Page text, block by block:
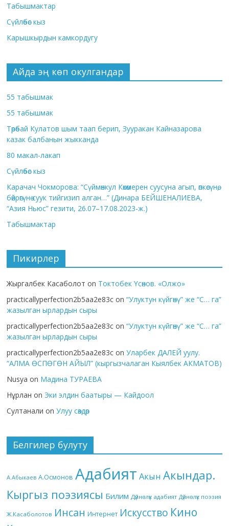
Табышмактар
Сүйлөбөс кыз
Карышкырдын камкордугу
Айда эң көп окулгандар
55 табышмак
55 табышмак
Төрөбай Кулатов шым таап берип, Зууракан Кайназарова
казак балбанын жыкканда
80 макал-лакап
Сүйлөбөс кыз
Карачач Чокморова: “Сүймөнкул Көкөмерен суусуна агып, өпкөсүнө,
бөйрөгүнө суук тийгизип алган…” (Динара БЕЙШЕНАЛИЕВА,
“Азия Ньюс” гезити, 26.07–17.08.2023-ж.)
Табышмактар
Пикирлер
Жыргалбек Касаболот on Токтобек Үсөнов. «Олжо»
practicallyperfection2b5aa2e83c on“Улуктун күйгөнү” же “С… га”
жазылган ырлардын сыры
practicallyperfection2b5aa2e83c on“Улуктун күйгөнү” же “С… га”
жазылган ырлардын сыры
practicallyperfection2b5aa2e83c onУларбек ДАЛЕЙ уулу.
“АЛМА ӨСПӨГӨН АЙЫЛ” (кыргызчалаган Кыялбек АКМАТОВ)
Nusya on Мадина ТУРАЕВА
Нұрлан on Эки элдин баатыры — Кайдоол
Султанали onУлуу сөздөр
Белгилер булуту
А.Абыкаев А.Осмонов Адабият Акын Акындар.
Кыргыз поэзиясы Билим Дүйнөлүк адабият Дүйнөлүк поэзия
Ж.Касаболотов Инсан Интернет Искусство Кино